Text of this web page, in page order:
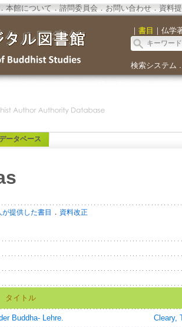
本館について．諮問委員会． お問い合わせ． 資料
｜ 書目 ｜ 仏学
検索システム ．
ータベース
提供した書目 ． 資料改正
タイトル
Buddha- Lehre. Cleary,